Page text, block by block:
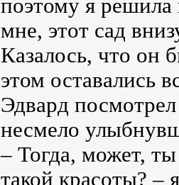
поэтому я
мне, этот сад
Казалось, что он
этом оставались
Эдвард
несмело
– Тогда, может,
такой красоты? –